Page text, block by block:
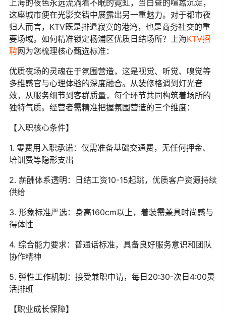
上海的夜色永远流淌着不眠的霓虹，当白昼的喧嚣沉淀，
这座城市便在光影交错中展露出另一重魅力。对于都市夜
归人而言，KTV既是排遣寂寞的港湾，也是商务社交的重
要场域。如何精准锁定杨浦区优质日结场所？上海KTV招
聘网为您梳理核心甄选标准：
优质夜场的灵魂在于氛围营造，这是视觉、听觉、嗅觉等
多维感官与心理体验的深度融合。从装修格调到灯光音
效，从服务细节到客群质量，每个环节共同构筑着场所的
独特气质。经营者需精准把握氛围营造的三个维度：
【入职核心条件】
1. 零费用入职承诺：仅需准备基础交通费，无任何押金、
培训费等隐形支出
2. 薪酬体系透明：日结工资10-15起跳，优质客户资源持续
供给
3. 形象标准严选：身高160cm以上，着装需兼具时尚感与
得体性
4. 综合能力要求：普通话标准，具备良好服务意识和团队
协作精神
5. 弹性工作机制：接受兼职申请，每日20:30-次日4:00灵
活排班
【职业成长保障】